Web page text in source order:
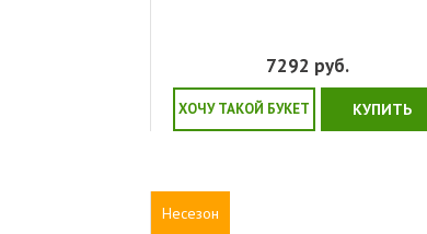
7292 руб.
ХОЧУ ТАКОЙ БУКЕТ КУПИТЬ
Несезон